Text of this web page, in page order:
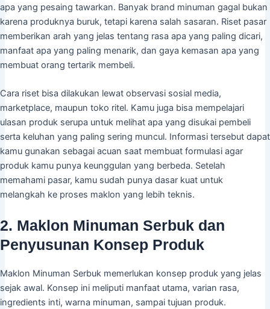
apa yang pesaing tawarkan. Banyak brand minuman gagal bukan
karena produknya buruk, tetapi karena salah sasaran. Riset pasar
memberikan arah yang jelas tentang rasa apa yang paling dicari,
manfaat apa yang paling menarik, dan gaya kemasan apa yang
membuat orang tertarik membeli.
Cara riset bisa dilakukan lewat observasi sosial media,
marketplace, maupun toko ritel. Kamu juga bisa mempelajari
ulasan produk serupa untuk melihat apa yang disukai pembeli
serta keluhan yang paling sering muncul. Informasi tersebut dapat
kamu gunakan sebagai acuan saat membuat formulasi agar
produk kamu punya keunggulan yang berbeda. Setelah
memahami pasar, kamu sudah punya dasar kuat untuk
melangkah ke proses maklon yang lebih teknis.
2. Maklon Minuman Serbuk dan
Penyusunan Konsep Produk
Maklon Minuman Serbuk memerlukan konsep produk yang jelas
sejak awal. Konsep ini meliputi manfaat utama, varian rasa,
ingredients inti, warna minuman, sampai tujuan produk.